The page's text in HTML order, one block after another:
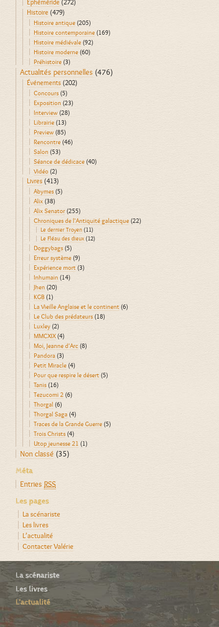
Éphéméride (272)
Histoire (479)
Histoire antique (205)
Histoire contemporaine (169)
Histoire médiévale (92)
Histoire moderne (60)
Préhistoire (3)
Actualités personnelles (476)
Événements (202)
Concours (5)
Exposition (23)
Interview (28)
Librairie (13)
Preview (85)
Rencontre (46)
Salon (53)
Séance de dédicace (40)
Vidéo (2)
Livres (413)
Abymes (5)
Alix (38)
Alix Senator (255)
Chroniques de l'Antiquité galactique (22)
Le dernier Troyen (11)
Le Fléau des dieux (12)
Doggybags (5)
Erreur système (9)
Expérience mort (3)
Inhumain (14)
Jhen (20)
KGB (1)
La Vieille Anglaise et le continent (6)
Le Club des prédateurs (18)
Luxley (2)
MMCXIX (4)
Moi, Jeanne d'Arc (8)
Pandora (3)
Petit Miracle (4)
Pour que respire le désert (5)
Tanis (16)
Tezucomi 2 (6)
Thorgal (6)
Thorgal Saga (4)
Traces de la Grande Guerre (5)
Trois Christs (4)
Utop jeunesse 21 (1)
Non classé (35)
Méta
Entries RSS
Les pages
La scénariste
Les livres
L’actualité
Contacter Valérie
La scénariste
Les livres
L’actualité